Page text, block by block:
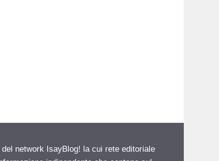
del network IsayBlog! la cui rete editoriale